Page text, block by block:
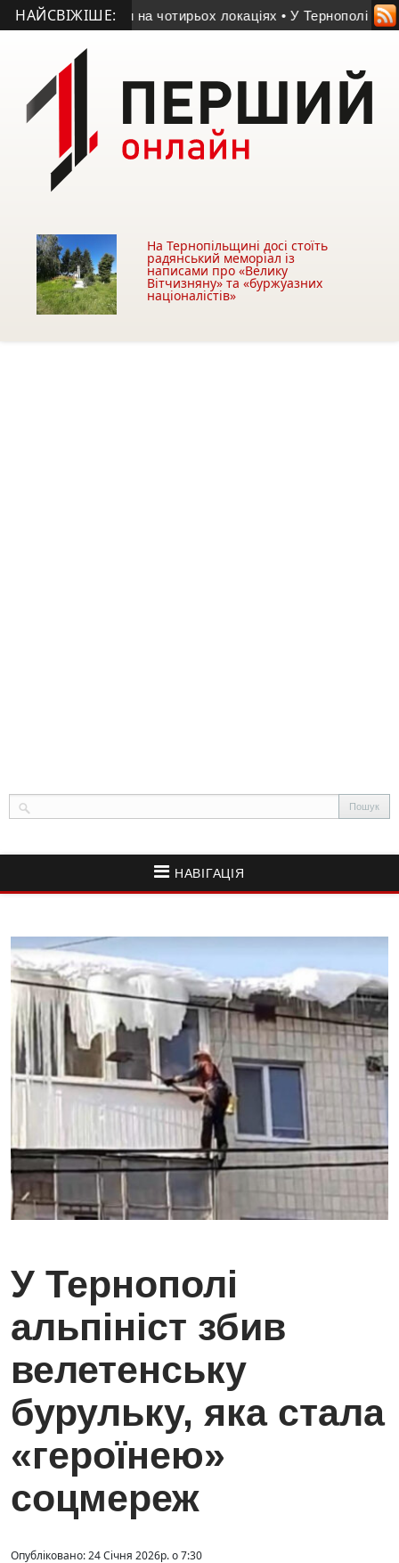
НАЙСВІЖІШЕ:на чотирьох локаціях • У Тернополі перевірили
На Тернопільщині досі стоїть
радянський меморіал із
написами про «Велику
Вітчизняну» та «буржуазних
націоналістів»
НАВІГАЦІЯ
У Тернополі
альпініст збив
велетенську
бурульку, яка стала
«героїнею»
соцмереж
Опубліковано: 24 Січня 2026р. о 7:30